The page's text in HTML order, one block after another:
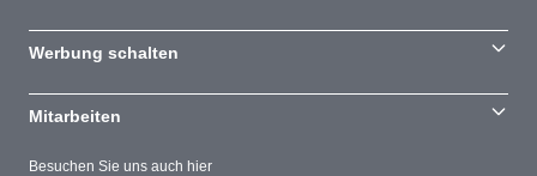
Besuchen Sie uns auch hier
Werbung schalten
Mitarbeiten